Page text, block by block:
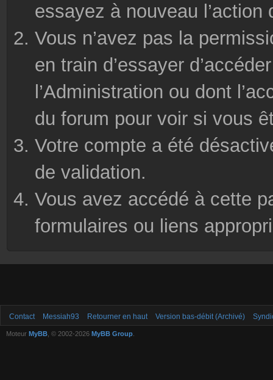
essayez à nouveau
Vous n’avez pas la
en train d’essayer
l’Administration ou dont
du forum pour voir si vous
Votre compte a été
de validation.
Vous avez accédé à cette
formulaires ou liens
Contact Messiah93 Retourner en haut Version bas-débit (Archivé)
Moteur MyBB , © 2002-2026 MyBB Group